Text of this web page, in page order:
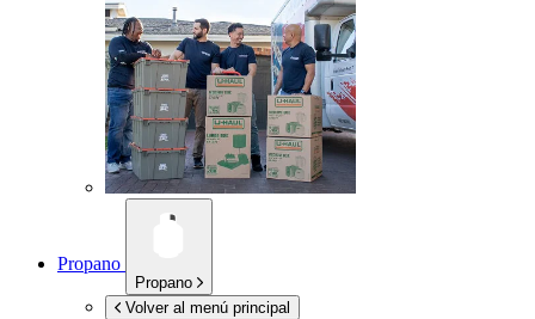
Propano
Propano
Volver al menú principal